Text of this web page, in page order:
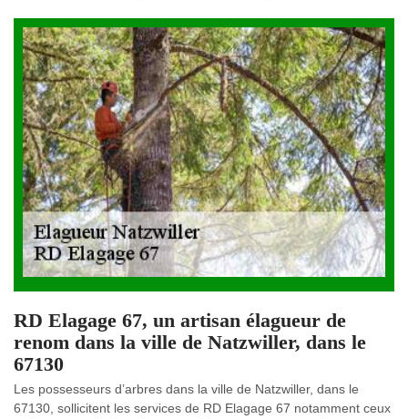
RD Elagage 67, un artisan élagueur de
renom dans la ville de Natzwiller, dans le
67130
Les possesseurs d’arbres dans la ville de Natzwiller, dans le
67130, sollicitent les services de RD Elagage 67 notamment ceux